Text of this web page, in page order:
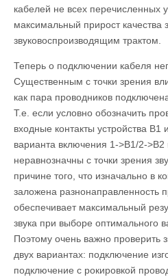
кабелей не всех перечисленных
максимальный прирост качества
звуковоспроизводящим трактом.
Теперь о подключении кабеля
Существенным с точки зрения
как пара проводников
Т.е. если условно обозначить
входные контакты устройства
варианта включения 1->B1/2-
неравнозначны с точки зрения
причине того, что изначально в
заложена разнонаправленность
обеспечивает максимальный
звука при выборе оптимального
Поэтому очень важно проверить
двух вариантах: подключение
подключение с рокировкой